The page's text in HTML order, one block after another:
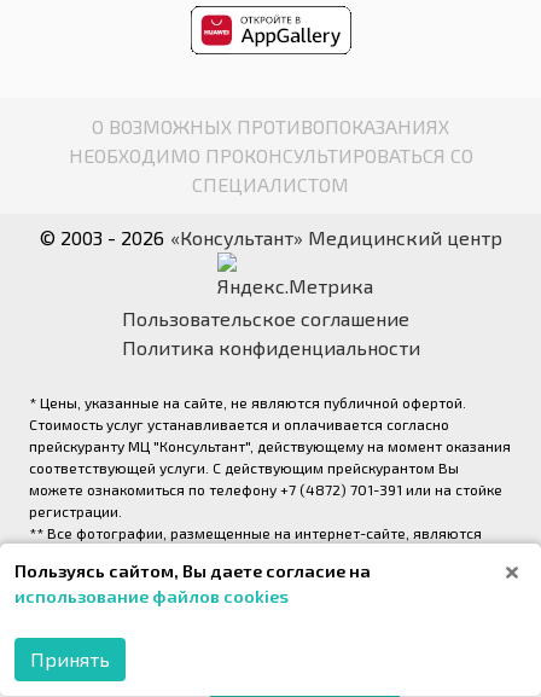
О ВОЗМОЖНЫХ ПРОТИВОПОКАЗАНИЯХ
НЕОБХОДИМО ПРОКОНСУЛЬТИРОВАТЬСЯ СО
СПЕЦИАЛИСТОМ
© 2003 - 2026 «Консультант» Медицинский центр
Пользовательское соглашение
Политика конфиденциальности
* Цены, указанные на сайте, не являются публичной офертой.
Стоимость услуг устанавливается и оплачивается согласно
прейскуранту МЦ "Консультант", действующему на момент оказания
соответствующей услуги. С действующим прейскурантом Вы
можете ознакомиться по телефону +7 (4872) 701-391 или на стойке
регистрации.
** Все фотографии, размещенные на интернет-сайте, являются
«Консультант» (правообладатель ООО «Медрейд»)
Пользуясь сайтом, Вы даете согласие на
использование файлов cookies
Принять